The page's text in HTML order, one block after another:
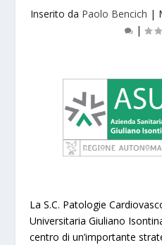
Inserito da Paolo Bencich |
|
La S.C. Patologie
Universitaria Giuliano
centro di un’importante